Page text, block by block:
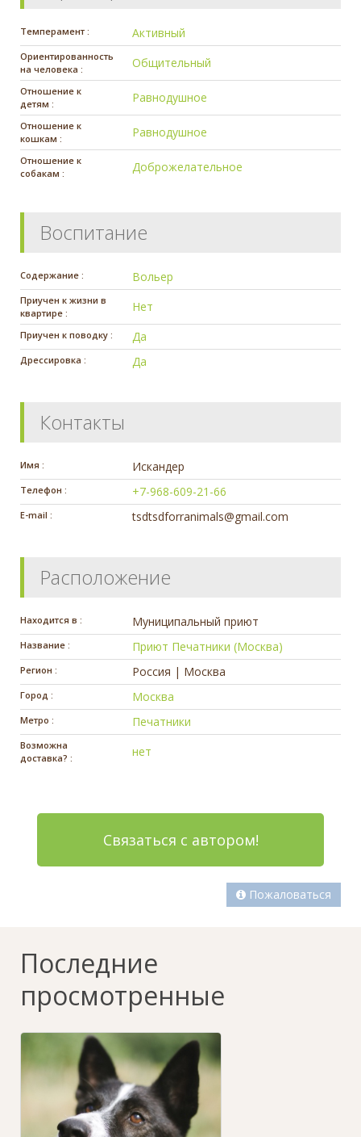
Темперамент : Активный
Ориентированность
на человека :
Общительный
Отношение к
детям :
Равнодушное
Отношение к
кошкам :
Равнодушное
Отношение к
собакам :
Доброжелательное
Воспитание
Содержание : Вольер
Приучен к жизни в
квартире :
Нет
Приучен к поводку : Да
Дрессировка : Да
Контакты
Имя : Искандер
Телефон : +7-968-609-21-66
E-mail : tsdtsdforranimals@gmail.com
Расположение
Находится в : Муниципальный приют
Название : Приют Печатники (Москва)
Регион : Россия | Москва
Город : Москва
Метро : Печатники
Возможна
доставка? :
нет
Связаться с автором!
Пожаловаться
Последние
просмотренные